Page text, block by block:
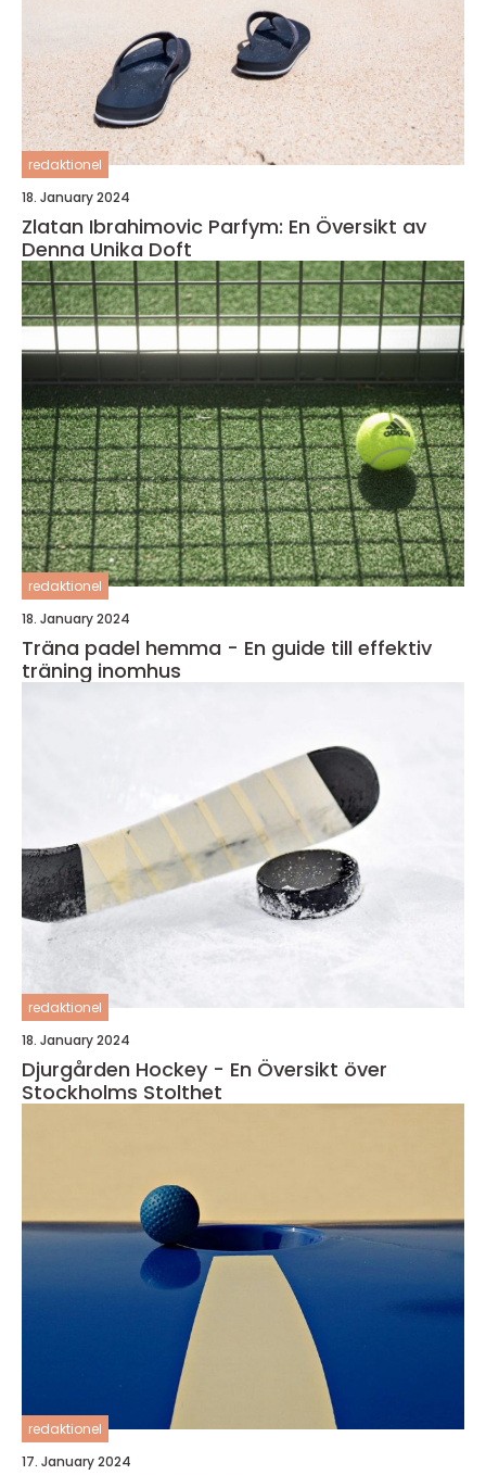
redaktionel
18. January 2024
Zlatan Ibrahimovic Parfym: En Översikt av
Denna Unika Doft
redaktionel
18. January 2024
Träna padel hemma - En guide till effektiv
träning inomhus
redaktionel
18. January 2024
Djurgården Hockey - En Översikt över
Stockholms Stolthet
redaktionel
17. January 2024